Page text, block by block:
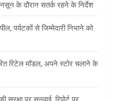
के दौरान सतर्क रहने के निर्देश
पर्यटकों से जिम्मेदारी निभाने को
रिटेल मॉडल, अपने स्टोर चलाने के